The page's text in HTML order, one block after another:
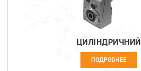
ЦИЛІНДРИЧНИЙ
ПОДРОБНЕЕ